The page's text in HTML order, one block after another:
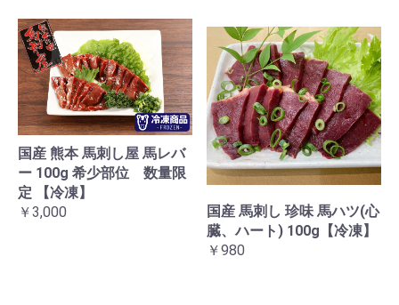
国産 熊本 馬刺し屋 馬レバ
ー 100g 希少部位 数量限
定 【冷凍】
￥3,000
国産 馬刺し 珍味 馬ハツ(心
臓、ハート) 100g【冷凍】
￥980